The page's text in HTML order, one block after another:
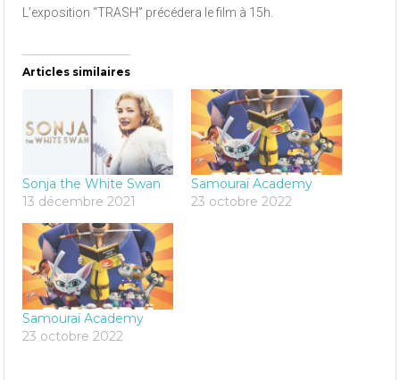
L’exposition “TRASH” précédera le film à 15h.
Articles similaires
Sonja the White Swan
13 décembre 2021
Samouraï Academy
23 octobre 2022
Samouraï Academy
23 octobre 2022